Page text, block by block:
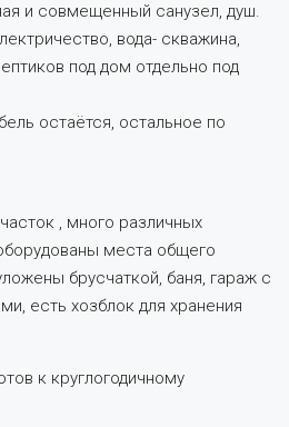
и совмещенный санузел, душ.
вода- скважина,
под дом отдельно под
остаётся, остальное по
, много различных
места общего
брусчаткой, баня, гараж с
есть хозблок для хранения
к круглогодичному